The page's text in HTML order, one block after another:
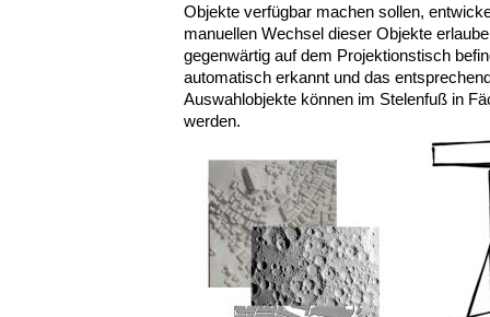
Objekte verfügbar machen sollen,
manuellen Wechsel dieser Objekte
gegenwärtig auf dem Projektionstisch
automatisch erkannt und das
Auswahlobjekte können im Stelenfuß in
werden.